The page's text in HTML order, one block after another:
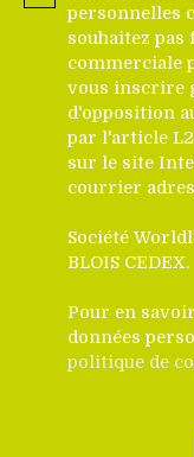
personnelles
souhaitez
commerciale
vous inscrire
d'opposition
par l'article
sur le site
courrier
Société
BLOIS CEDEX.
Pour en
données
politique de